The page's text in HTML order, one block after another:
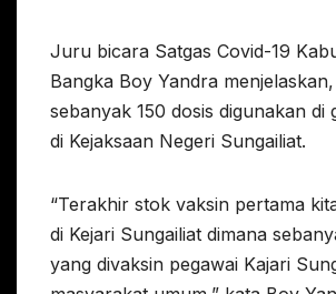
Juru bicara Satgas Covid-19
Bangka Boy Yandra
sebanyak 150 dosis digunakan di
di Kejaksaan Negeri Sungailiat.
“Terakhir stok vaksin pertama
di Kejari Sungailiat dimana
yang divaksin pegawai Kajari